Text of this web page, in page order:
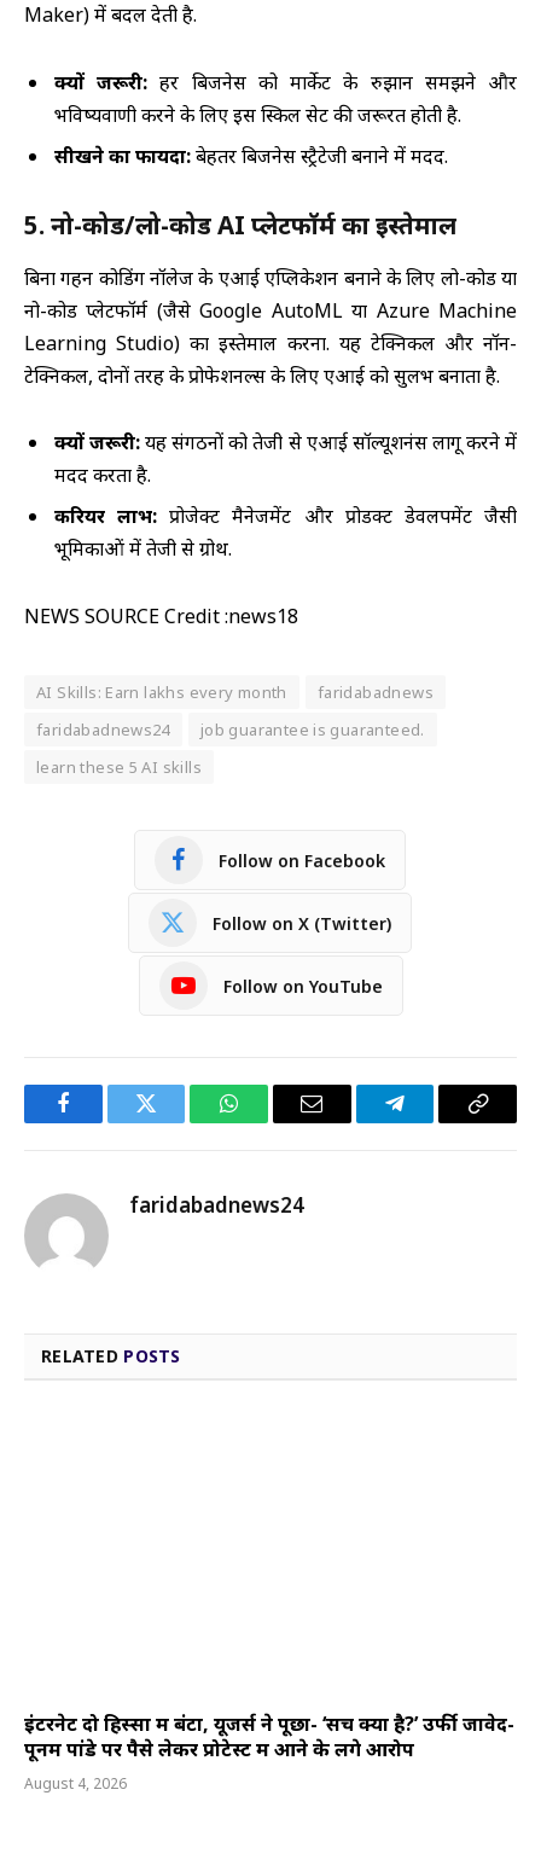
Maker) में बदल देती है.
क्यों जरूरी: हर बिजनेस को मार्केट के रुझान समझने और
भविष्यवाणी करने के लिए इस स्किल सेट की जरूरत होती है.
सीखने का फायदा:बेहतर बिजनेस स्ट्रैटेजी बनाने में मदद.
5. नो-कोड/लो-कोड AI प्लेटफॉर्म का इस्तेमाल
बिना गहन कोडिंग नॉलेज के एआई एप्लिकेशन बनाने के लिए लो-कोड या
नो-कोड प्लेटफॉर्म (जैसे Google AutoML या Azure Machine
Learning Studio) का इस्तेमाल करना. यह टेक्निकल और नॉन-
टेक्निकल, दोनों तरह के प्रोफेशनल्स के लिए एआई को सुलभ बनाता है.
क्यों जरूरी:यह संगठनों को तेजी से एआई सॉल्यूशनंस लागू करने में
मदद करता है.
करियर लाभ: प्रोजेक्ट मैनेजमेंट और प्रोडक्ट डेवलपमेंट जैसी
भूमिकाओं में तेजी से ग्रोथ.
NEWS SOURCE Credit :news18
AI Skills: Earn lakhs every month
faridabadnews
faridabadnews24
job guarantee is guaranteed.
learn these 5 AI skills
Follow on Facebook
Follow on X (Twitter)
Follow on YouTube
FacebookTwitter WhatsAppEmail TelegramCopy
faridabadnews24
RELATED POSTS
इंटरनेट दो हिस्सों में बंटा, यूजर्स ने पूछा- ‘सच क्या है?’ उर्फी जावेद-
पूनम पांडे पर पैसे लेकर प्रोटेस्ट में आने के लगे आरोप
August 4, 2026